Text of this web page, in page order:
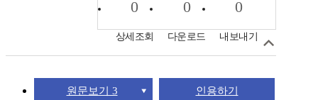
0
상세조회
0
다운로드
0
내보내기
원문보기 3 인용하기